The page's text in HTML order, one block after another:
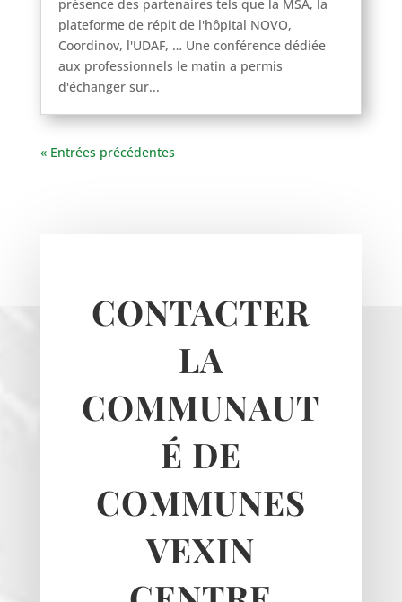
Haravilliers
Le Bellay-en-vexin
Le Perchay
Nucourt
Seraincourt
Themericourt
présence des partenaires tels que la MSA, la
plateforme de répit de l'hôpital NOVO,
Coordinov, l'UDAF, … Une conférence dédiée
aux professionnels le matin a permis
d'échanger sur...
« Entrées précédentes
CONTACTER
LA
COMMUNAUT
É DE
COMMUNES
VEXIN